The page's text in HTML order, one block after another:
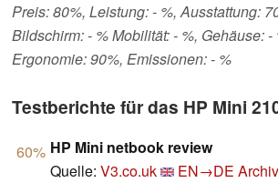
Preis: 80%, Leistung: - %, Ausstattung:
Bildschirm: - % Mobilität: - %, Gehäuse: -
Ergonomie: 90%, Emissionen: - %
Testberichte für das HP Mini
60% HP Mini netbook review
Quelle: V3.co.uk EN→DE